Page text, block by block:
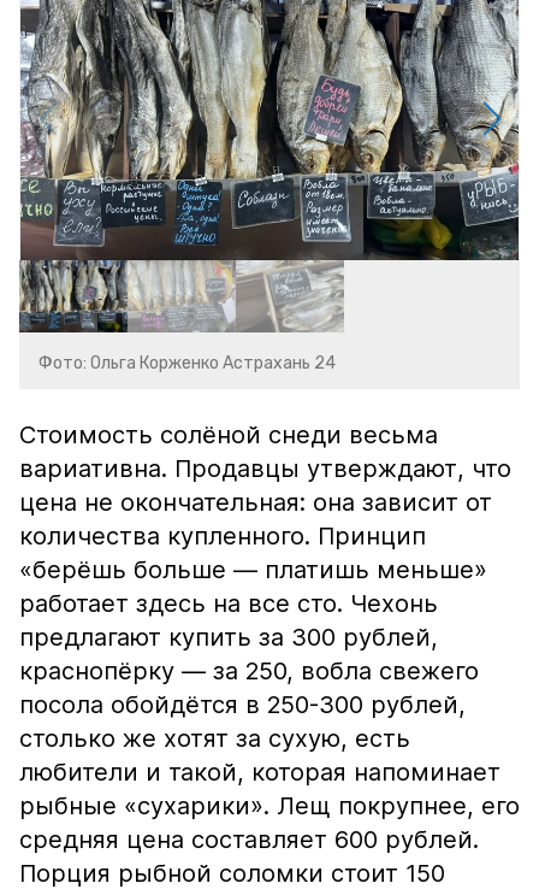
Фото: Ольга Корженко Астрахань 24
Стоимость солёной снеди весьма
вариативна. Продавцы утверждают, что
цена не окончательная: она зависит от
количества купленного. Принцип
«берёшь больше — платишь меньше»
работает здесь на все сто. Чехонь
предлагают купить за 300 рублей,
краснопёрку — за 250, вобла свежего
посола обойдётся в 250-300 рублей,
столько же хотят за сухую, есть
любители и такой, которая напоминает
рыбные «сухарики». Лещ покрупнее, его
средняя цена составляет 600 рублей.
Порция рыбной соломки стоит 150